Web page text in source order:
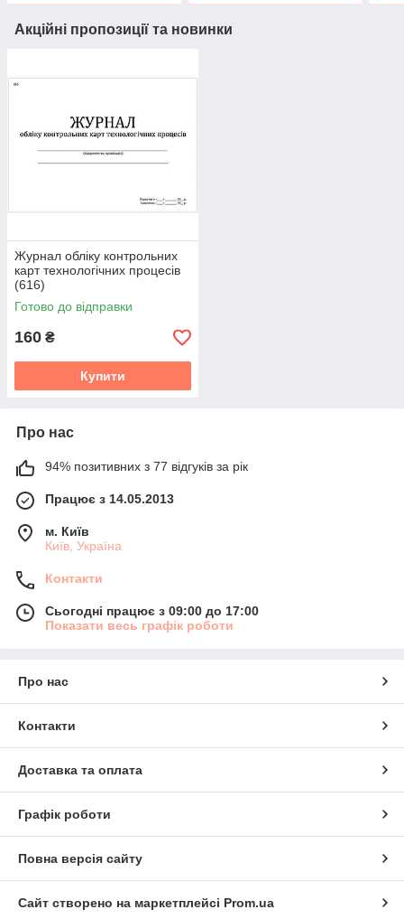
Акційні пропозиції та новинки
Журнал обліку контрольних
карт технологічних процесів
(616)
Готово до відправки
160 ₴
Купити
Про нас
94% позитивних з 77 відгуків за рік
Працює з 14.05.2013
м. Київ
Київ, Україна
Контакти
Сьогодні працює з 09:00 до 17:00
Показати весь графік роботи
Про нас
Контакти
Доставка та оплата
Графік роботи
Повна версія сайту
Сайт створено на маркетплейсі Prom.ua